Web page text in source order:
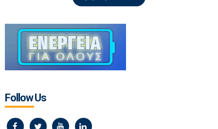
Follow Us